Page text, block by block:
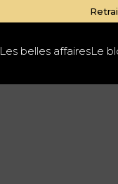
Retrait
Les belles affairesLe